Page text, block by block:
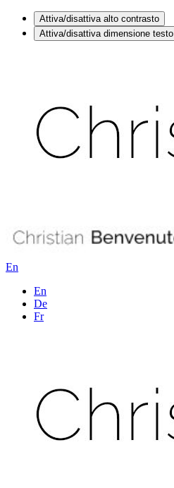
Attiva/disattiva alto contrasto
Attiva/disattiva dimensione testo
En
En
De
Fr